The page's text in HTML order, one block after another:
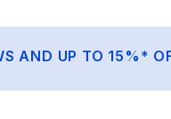
AND UP TO 15%*